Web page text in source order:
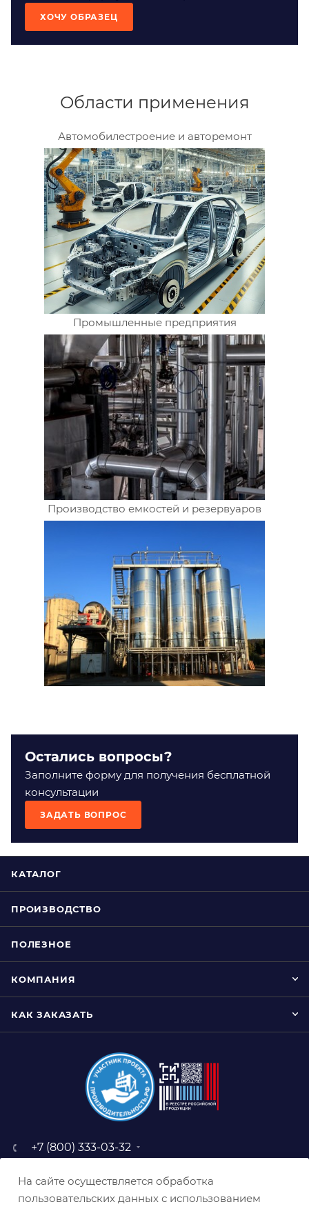
ХОЧУ ОБРАЗЕЦ
Области применения
Автомобилестроение и авторемонт
Промышленные предприятия
Производство емкостей и резервуаров
Остались вопросы?
Заполните форму для получения бесплатной
консультации
ЗАДАТЬ ВОПРОС
КАТАЛОГ
ПРОИЗВОДСТВО
ПОЛЕЗНОЕ
КОМПАНИЯ
КАК ЗАКАЗАТЬ
+7 (800) 333-03-32
baz@belabraziv.ru
На сайте осуществляется обработка
пользовательских данных с использованием